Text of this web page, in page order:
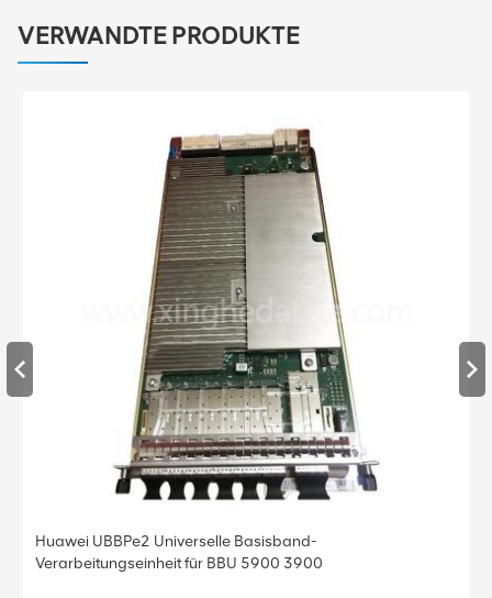
VERWANDTE PRODUKTE
Huawei UBBPe4 Universelle Basisband-
Verarbeitungseinheit für BBU 5900 3900